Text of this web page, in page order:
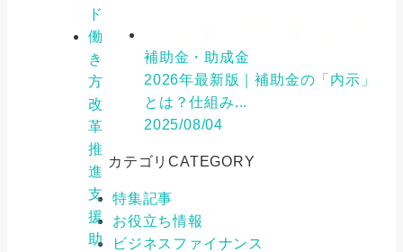
ド
働
き
方
改
革
推
進
支
援
助
補助金・助成金
2026年最新版｜補助金の「内示」
とは？仕組み...
2025/08/04
カテゴリCATEGORY
特集記事
お役立ち情報
ビジネスファイナンス